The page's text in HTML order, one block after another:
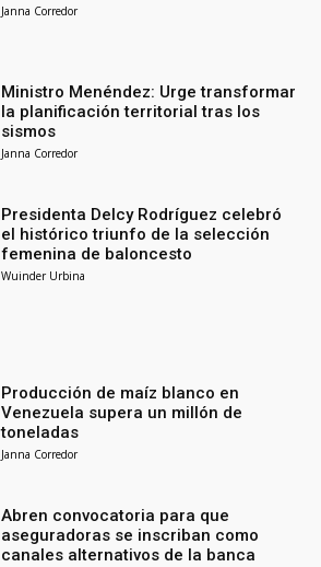
Janna Corredor
Ministro Menéndez: Urge transformar
la planificación territorial tras los
sismos
Janna Corredor
Presidenta Delcy Rodríguez celebró
el histórico triunfo de la selección
femenina de baloncesto
Wuinder Urbina
Producción de maíz blanco en
Venezuela supera un millón de
toneladas
Janna Corredor
Abren convocatoria para que
aseguradoras se inscriban como
canales alternativos de la banca